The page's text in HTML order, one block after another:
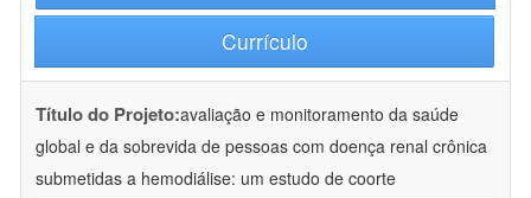
Currículo
Título do Projeto:avaliação e monitoramento da saúde
global e da sobrevida de pessoas com doença renal crônica
submetidas a hemodiálise: um estudo de coorte